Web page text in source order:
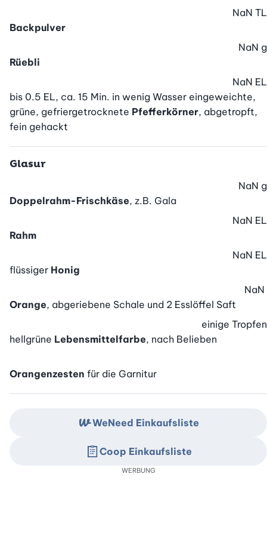
Backpulver
NaN TL
Rüebli
NaN g
bis 0.5 EL, ca. 15 Min. in wenig Wasser eingeweichte,
grüne, gefriergetrocknete Pfefferkörner, abgetropft,
fein gehackt
NaN EL
Glasur
Doppelrahm-Frischkäse, z.B. Gala
NaN g
Rahm
NaN EL
flüssiger Honig
NaN EL
Orange, abgeriebene Schale und 2 Esslöffel Saft
NaN
hellgrüne Lebensmittelfarbe, nach Belieben
einige Tropfen
Orangenzesten für die Garnitur
WeNeed Einkaufsliste
Coop Einkaufsliste
WERBUNG